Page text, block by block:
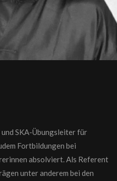
SKA-Übungsleiter für
Fortbildungen bei
absolviert. Als Referent
unter anderem bei den